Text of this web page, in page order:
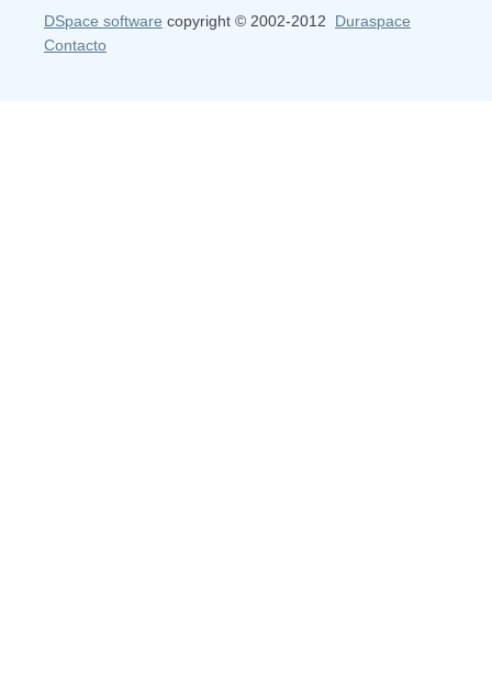
DSpace software copyright © 2002-2012 Duraspace
Contacto